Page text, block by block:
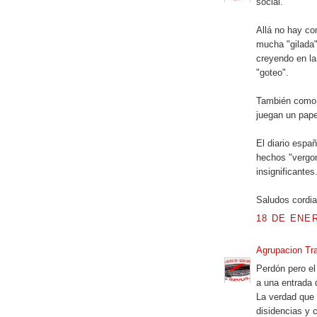
Allá no hay
mucha
creyendo en
"goteo".
También
juegan un
El diario
hechos
insignificantes.
Saludos
18 DE
Agrupacion
Perdón pero
a una entrada
La verdad
disidencias y